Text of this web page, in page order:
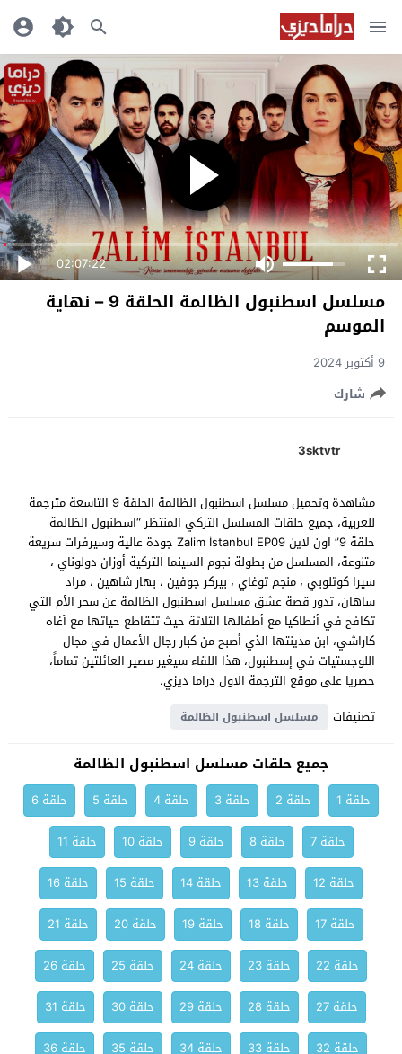
02:07:22
مسلسل اسطنبول الظالمة الحلقة 9 – نهاية
الموسم
9 أكتوبر 2024
شارك
3sktvtr
مشاهدة وتحميل مسلسل اسطنبول الظالمة الحلقة 9 التاسعة مترجمة
للعربية، جميع حلقات المسلسل التركي المنتظر “اسطنبول الظالمة
حلقة 9” اون لاين Zalim İstanbul EP09 جودة عالية وسيرفرات سريعة
متنوعة، المسلسل من بطولة نجوم السينما التركية أوزان دولوناي ،
سيرا كوتلوبي ، منجم توغاي ، بيركر جوفين ، بهار شاهين ، مراد
ساهان، تدور قصة عشق مسلسل اسطنبول الظالمة عن سحر الأم التي
تكافح في أنطاكيا مع أطفالها الثلاثة حيث تتقاطع حياتها مع آغاه
كاراشي، ابن مدينتها الذي أصبح من كبار رجال الأعمال في مجال
اللوجستيات في إسطنبول، هذا اللقاء سيغير مصير العائلتين تماماً،
حصريا على موقع الترجمة الاول دراما ديزي.
تصنيفات
مسلسل اسطنبول الظالمة
جميع حلقات مسلسل اسطنبول الظالمة
حلقة 1 حلقة 2 حلقة 3 حلقة 4 حلقة 5
حلقة 6
حلقة 7
حلقة 8 حلقة 9 حلقة 10
حلقة 11
حلقة 12
حلقة 13 حلقة 14 حلقة 15
حلقة 16
حلقة 17
حلقة 18 حلقة 19 حلقة 20
حلقة 21
حلقة 22
حلقة 23 حلقة 24 حلقة 25
حلقة 26
حلقة 27
حلقة 28 حلقة 29 حلقة 30
حلقة 31
حلقة 32
حلقة 33 حلقة 34 حلقة 35
حلقة 36